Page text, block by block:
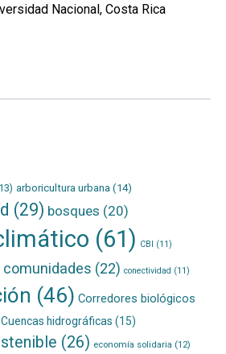
Nacional, Costa Rica
arboricultura urbana(14)
(29) bosques (20)
(61) CBI (11)
comunidades (22) conectividad (11)
(46) Corredores biológicos
Cuencas hidrográficas (15)
(26) economía solidaria (12)